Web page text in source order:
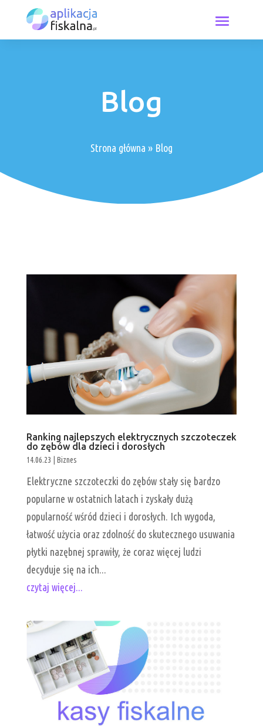
Blog
Strona główna » Blog
Ranking najlepszych elektrycznych szczoteczek
do zębów dla dzieci i dorosłych
14.06.23 Biznes
Elektryczne szczoteczki do zębów stały się bardzo
popularne w ostatnich latach i zyskały dużą
popularność wśród dzieci i dorosłych. Ich wygoda,
łatwość użycia oraz zdolność do skutecznego usuwania
płytki nazębnej sprawiły, że coraz więcej ludzi
decyduje się na ich...
czytaj więcej...